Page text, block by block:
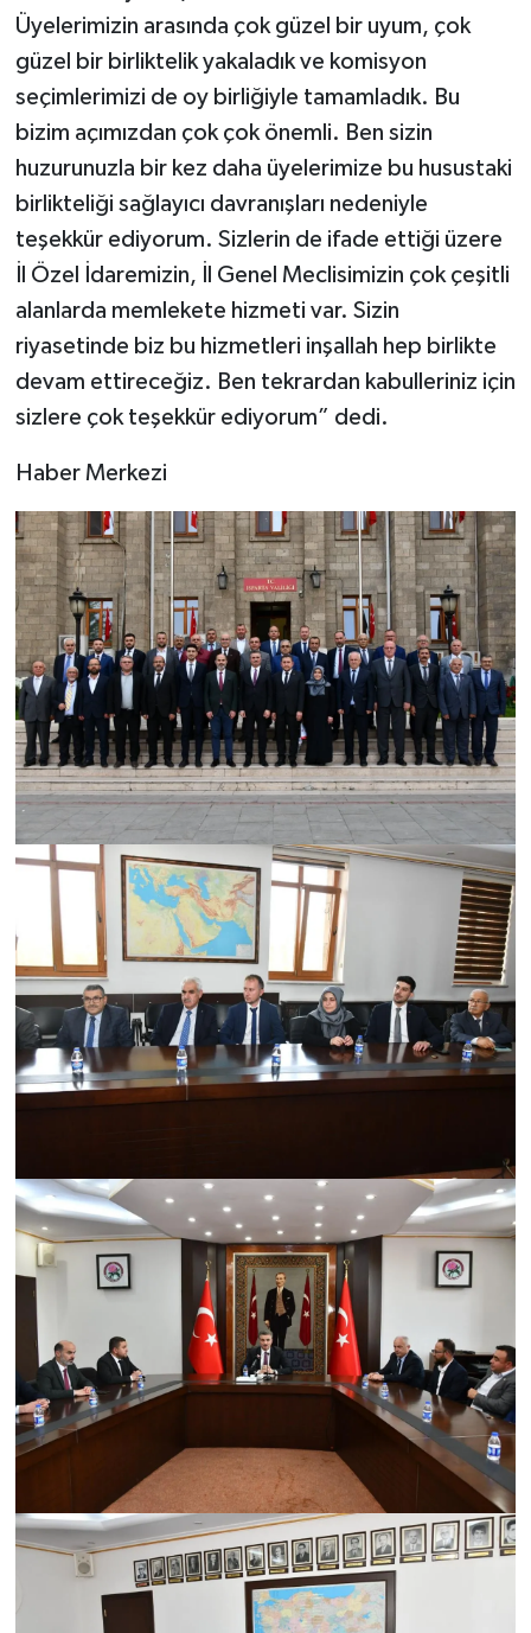
Üyelerimizin arasında çok güzel bir uyum, çok
güzel bir birliktelik yakaladık ve komisyon
seçimlerimizi de oy birliğiyle tamamladık. Bu
bizim açımızdan çok çok önemli. Ben sizin
huzurunuzla bir kez daha üyelerimize bu husustaki
birlikteliği sağlayıcı davranışları nedeniyle
teşekkür ediyorum. Sizlerin de ifade ettiği üzere
İl Özel İdaremizin, İl Genel Meclisimizin çok çeşitli
alanlarda memlekete hizmeti var. Sizin
riyasetinde biz bu hizmetleri inşallah hep birlikte
devam ettireceğiz. Ben tekrardan kabulleriniz için
sizlere çok teşekkür ediyorum” dedi.
Haber Merkezi